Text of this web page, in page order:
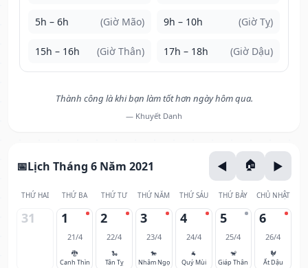
5h – 6h (Giờ Mão) 9h – 10h (Giờ Tỵ)
15h – 16h (Giờ Thân) 17h – 18h (Giờ Dậu)
Thành công là khi bạn làm tốt hơn ngày hôm qua.
— Khuyết Danh
Lịch Tháng 6 Năm 2021
THỨ HAI THỨ BA THỨ TƯ THỨ NĂM THỨ SÁU THỨ BẢY CHỦ NHẬT
31 1
21/4
🐉
Canh Thìn
2
22/4
🐍
Tân Tỵ
3
23/4
🐎
Nhâm Ngọ
4
24/4
🐐
Quý Mùi
5
25/4
🐒
Giáp Thân
6
26/4
🐓
Ất Dậu